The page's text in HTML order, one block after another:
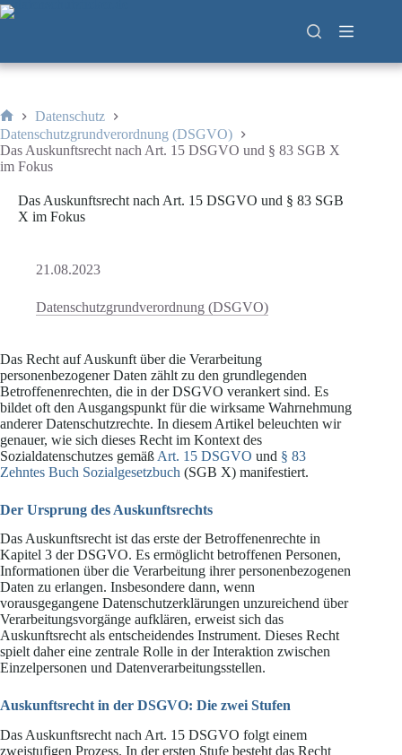
Zum
Inhalt
Start
Datenschutz
Datenschutzgrundverordnung (DSGVO)
Das Auskunftsrecht nach Art. 15 DSGVO und § 83 SGB X
im Fokus
Das Auskunftsrecht nach Art. 15 DSGVO und § 83 SGB
X im Fokus
21.08.2023
Datenschutzgrundverordnung (DSGVO)
Das Recht auf Auskunft über die Verarbeitung
personenbezogener Daten zählt zu den grundlegenden
Betroffenenrechten, die in der DSGVO verankert sind. Es
bildet oft den Ausgangspunkt für die wirksame Wahrnehmung
anderer Datenschutzrechte. In diesem Artikel beleuchten wir
genauer, wie sich dieses Recht im Kontext des
Sozialdatenschutzes gemäß Art. 15 DSGVO und § 83
Zehntes Buch Sozialgesetzbuch (SGB X) manifestiert.
Der Ursprung des Auskunftsrechts
Das Auskunftsrecht ist das erste der Betroffenenrechte in
Kapitel 3 der DSGVO. Es ermöglicht betroffenen Personen,
Informationen über die Verarbeitung ihrer personenbezogenen
Daten zu erlangen. Insbesondere dann, wenn
vorausgegangene Datenschutzerklärungen unzureichend über
Verarbeitungsvorgänge aufklären, erweist sich das
Auskunftsrecht als entscheidendes Instrument. Dieses Recht
spielt daher eine zentrale Rolle in der Interaktion zwischen
Einzelpersonen und Datenverarbeitungsstellen.
Auskunftsrecht in der DSGVO: Die zwei Stufen
Das Auskunftsrecht nach Art. 15 DSGVO folgt einem
zweistufigen Prozess. In der ersten Stufe besteht das Recht